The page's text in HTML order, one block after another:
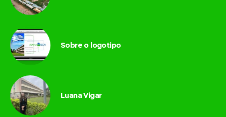
Sobre o logotipo
Luana Vigar